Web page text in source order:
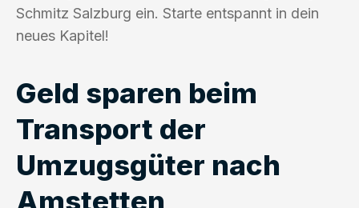
Schmitz Salzburg ein. Starte entspannt in dein
neues Kapitel!
Geld sparen beim
Transport der
Umzugsgüter nach
Amstetten